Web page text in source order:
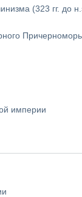
(323 гг. до
империи